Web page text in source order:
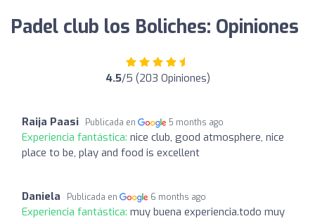
Padel club los Boliches: Opiniones
4.5/5 (203 Opiniones)
Raija Paasi Publicada en 5 months ago
Experiencia fantástica: nice club, good atmosphere, nice
place to be, play and food is excellent
Daniela Publicada en 6 months ago
Experiencia fantástica: muy buena experiencia.todo muy